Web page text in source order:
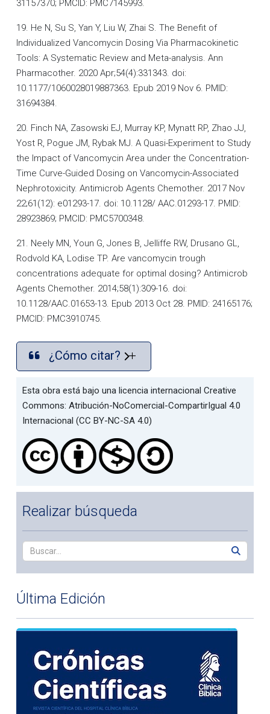
31157370; PMCID: PMC7145993.
19. He N, Su S, Yan Y, Liu W, Zhai S. The Benefit of
Individualized Vancomycin Dosing Via Pharmacokinetic
Tools: A Systematic Review and Meta-analysis. Ann
Pharmacother. 2020 Apr;54(4):331343. doi:
10.1177/1060028019887363. Epub 2019 Nov 6. PMID:
31694384.
20. Finch NA, Zasowski EJ, Murray KP, Mynatt RP, Zhao JJ,
Yost R, Pogue JM, Rybak MJ. A Quasi-Experiment to Study
the Impact of Vancomycin Area under the Concentration-
Time Curve-Guided Dosing on Vancomycin-Associated
Nephrotoxicity. Antimicrob Agents Chemother. 2017 Nov
22;61(12): e01293-17. doi: 10.1128/ AAC.01293-17. PMID:
28923869; PMCID: PMC5700348.
21. Neely MN, Youn G, Jones B, Jelliffe RW, Drusano GL,
Rodvold KA, Lodise TP. Are vancomycin trough
concentrations adequate for optimal dosing? Antimicrob
Agents Chemother. 2014;58(1):309-16. doi:
10.1128/AAC.01653-13. Epub 2013 Oct 28. PMID: 24165176;
PMCID: PMC3910745.
¿Cómo citar?
Esta obra está bajo una licencia internacional Creative
Commons: Atribución-NoComercial-CompartirIgual 4.0
Internacional (CC BY-NC-SA 4.0)
Realizar búsqueda
Última Edición